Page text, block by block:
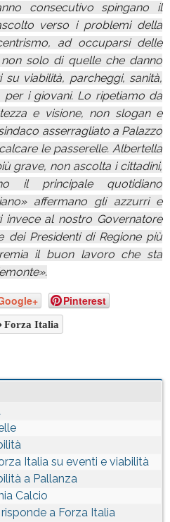
consecutivo spingano il
verso i problemi della
ad occuparsi delle
solo di quelle che danno
su viabilità, parcheggi, sanità,
i giovani. Lo ripetiamo da
e visione, non slogan e
asserragliato a Palazzo
le passerelle. Albertella
grave, non ascolta i cittadini,
il principale quotidiano
affermano gli azzurri e
invece al nostro Governatore
dei Presidenti di Regione più
il buon lavoro che sta
Pinterest
Forza Italia
Italia su eventi e viabilità
a Pallanza
Calcio
a Forza Italia